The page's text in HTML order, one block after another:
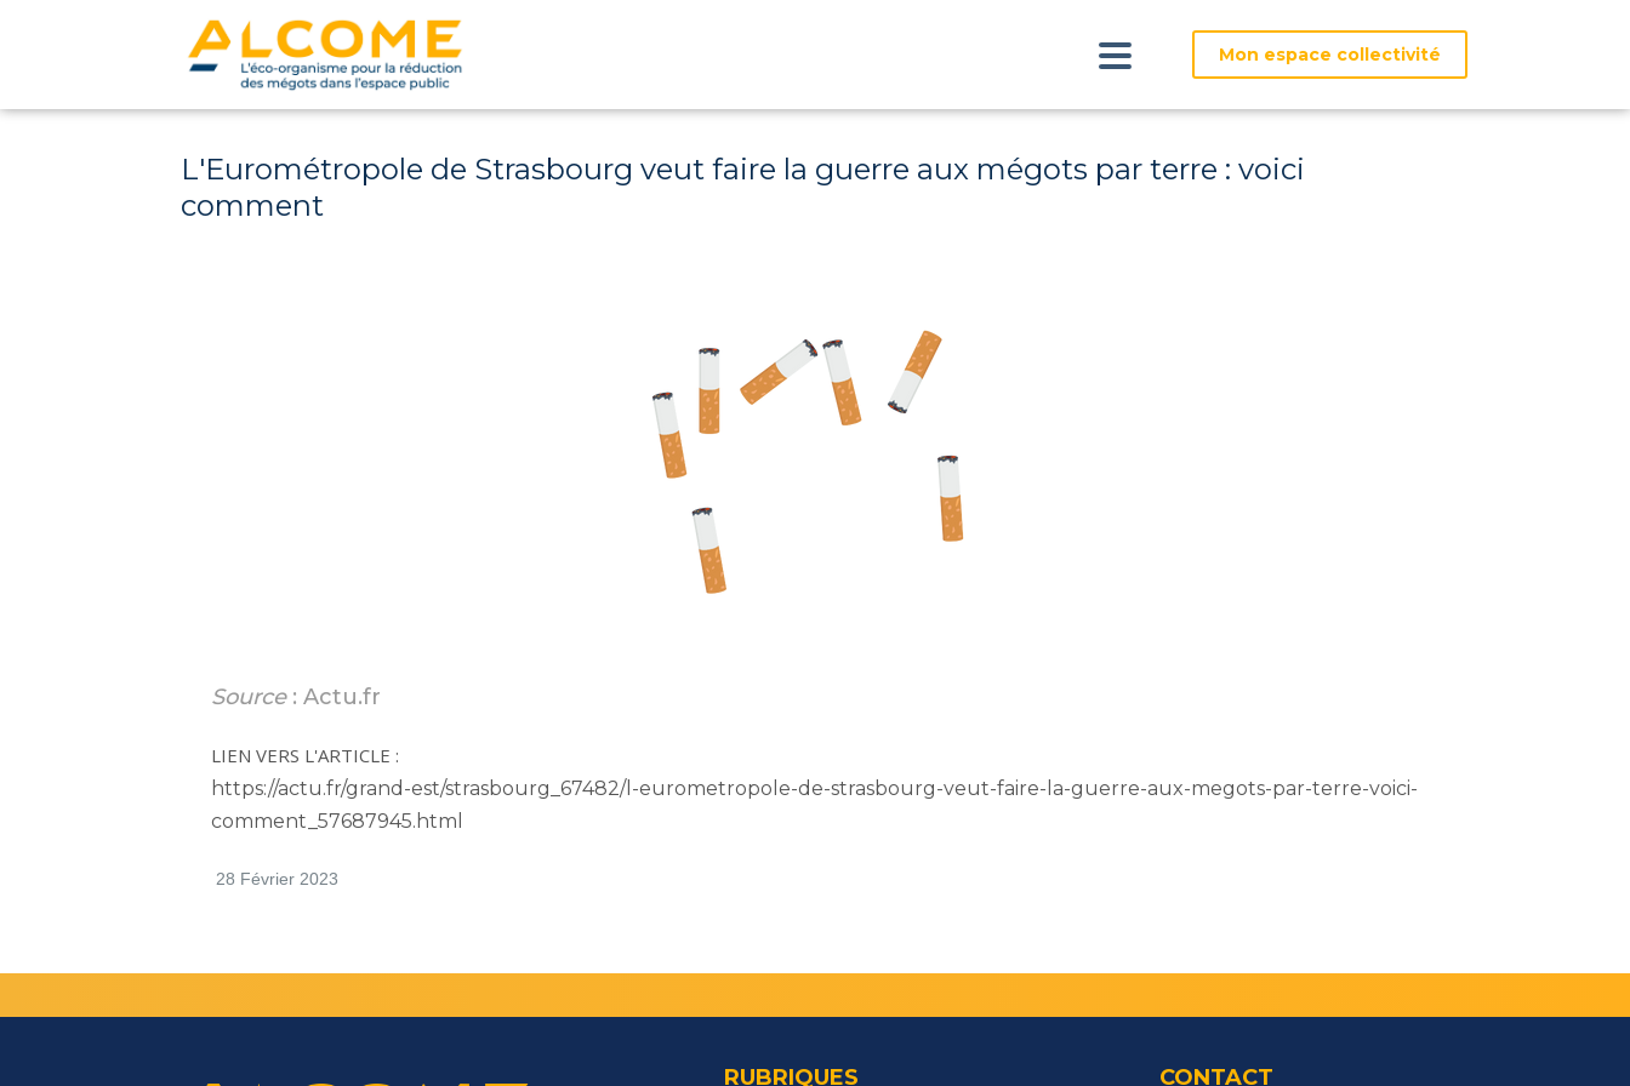
Mon espace collectivité
L'Eurométropole de Strasbourg veut faire la guerre aux mégots par terre : voici
comment
Source: Actu.fr
LIEN VERS L'ARTICLE :
https://actu.fr/grand-est/strasbourg_67482/l-eurometropole-de-strasbourg-veut-faire-la-guerre-aux-megots-par-terre-voici-
comment_57687945.html
28 Février 2023
RUBRIQUES CONTACT